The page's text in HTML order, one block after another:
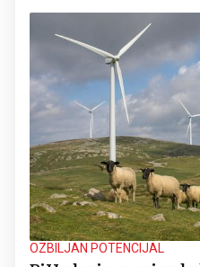
OZBILJAN POTENCIJAL